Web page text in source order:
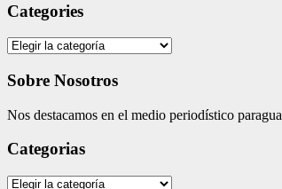
Categories
Categories
Sobre Nosotros
Nos destacamos en el medio periodístico
Categorias
Categorias